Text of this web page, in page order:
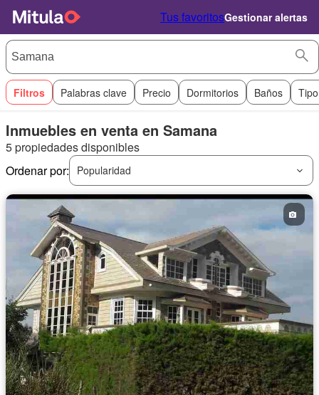
Tus favoritosGestionar alertas
Filtros Palabras clave Precio Dormitorios Baños
Inmuebles en venta en Samana
5 propiedades disponibles
Ordenar por:
Popularidad